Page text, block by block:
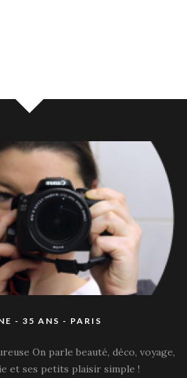
- 35 ANS - PARIS
On parle beauté, déco, voyage,
et ses petits plaisir simple !